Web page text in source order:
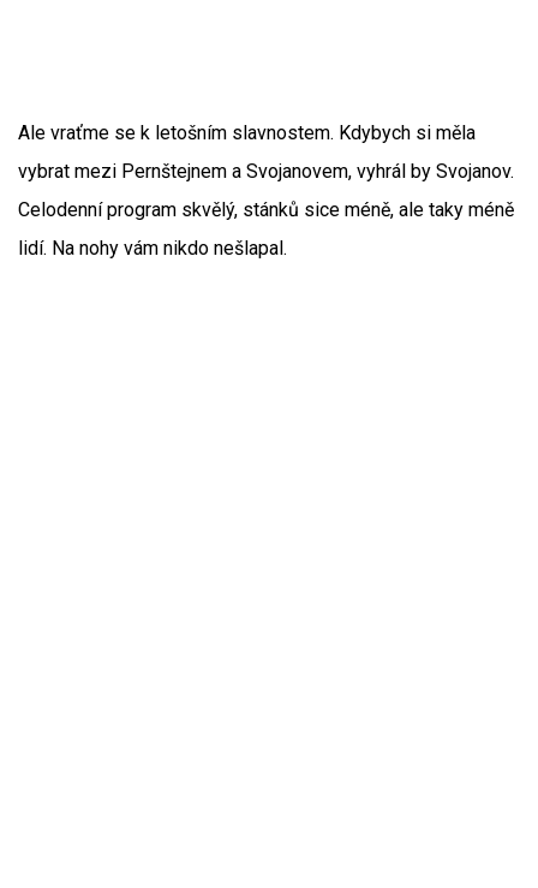
Ale vraťme se k letošním slavnostem. Kdybych si měla
vybrat mezi Pernštejnem a Svojanovem, vyhrál by Svojanov.
Celodenní program skvělý, stánků sice méně, ale taky méně
lidí. Na nohy vám nikdo nešlapal.